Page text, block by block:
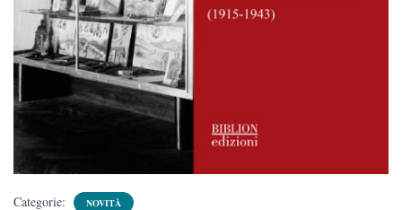
Categorie: NOVITÀ